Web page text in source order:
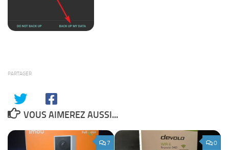
PARTAGER
VOUS AIMEREZ AUSSI...
7 0